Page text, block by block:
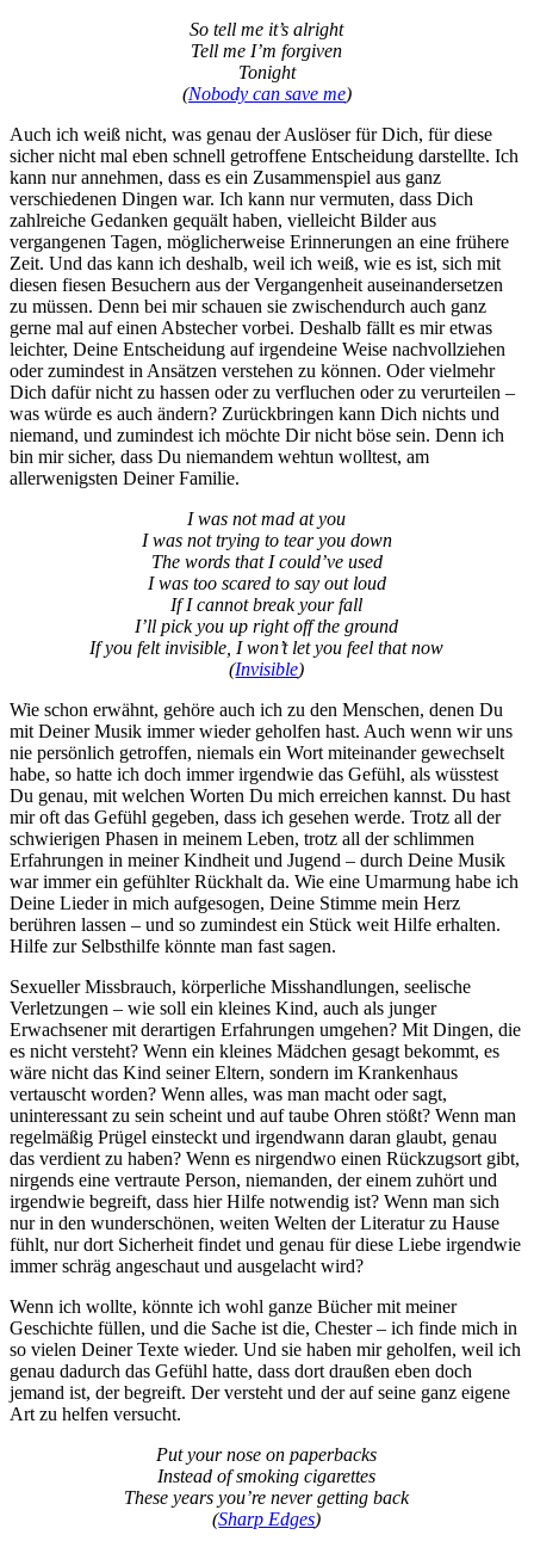
So tell me it’s alright
Tell me I’m forgiven
Tonight
(Nobody can save me)
Auch ich weiß nicht, was genau der Auslöser für Dich, für diese
sicher nicht mal eben schnell getroffene Entscheidung darstellte. Ich
kann nur annehmen, dass es ein Zusammenspiel aus ganz
verschiedenen Dingen war. Ich kann nur vermuten, dass Dich
zahlreiche Gedanken gequält haben, vielleicht Bilder aus
vergangenen Tagen, möglicherweise Erinnerungen an eine frühere
Zeit. Und das kann ich deshalb, weil ich weiß, wie es ist, sich mit
diesen fiesen Besuchern aus der Vergangenheit auseinandersetzen
zu müssen. Denn bei mir schauen sie zwischendurch auch ganz
gerne mal auf einen Abstecher vorbei. Deshalb fällt es mir etwas
leichter, Deine Entscheidung auf irgendeine Weise nachvollziehen
oder zumindest in Ansätzen verstehen zu können. Oder vielmehr
Dich dafür nicht zu hassen oder zu verfluchen oder zu verurteilen –
was würde es auch ändern? Zurückbringen kann Dich nichts und
niemand, und zumindest ich möchte Dir nicht böse sein. Denn ich
bin mir sicher, dass Du niemandem wehtun wolltest, am
allerwenigsten Deiner Familie.
I was not mad at you
I was not trying to tear you down
The words that I could’ve used
I was too scared to say out loud
If I cannot break your fall
I’ll pick you up right off the ground
If you felt invisible, I won’t let you feel that now
(Invisible)
Wie schon erwähnt, gehöre auch ich zu den Menschen, denen Du
mit Deiner Musik immer wieder geholfen hast. Auch wenn wir uns
nie persönlich getroffen, niemals ein Wort miteinander gewechselt
habe, so hatte ich doch immer irgendwie das Gefühl, als wüsstest
Du genau, mit welchen Worten Du mich erreichen kannst. Du hast
mir oft das Gefühl gegeben, dass ich gesehen werde. Trotz all der
schwierigen Phasen in meinem Leben, trotz all der schlimmen
Erfahrungen in meiner Kindheit und Jugend – durch Deine Musik
war immer ein gefühlter Rückhalt da. Wie eine Umarmung habe ich
Deine Lieder in mich aufgesogen, Deine Stimme mein Herz
berühren lassen – und so zumindest ein Stück weit Hilfe erhalten.
Hilfe zur Selbsthilfe könnte man fast sagen.
Sexueller Missbrauch, körperliche Misshandlungen, seelische
Verletzungen – wie soll ein kleines Kind, auch als junger
Erwachsener mit derartigen Erfahrungen umgehen? Mit Dingen, die
es nicht versteht? Wenn ein kleines Mädchen gesagt bekommt, es
wäre nicht das Kind seiner Eltern, sondern im Krankenhaus
vertauscht worden? Wenn alles, was man macht oder sagt,
uninteressant zu sein scheint und auf taube Ohren stößt? Wenn man
regelmäßig Prügel einsteckt und irgendwann daran glaubt, genau
das verdient zu haben? Wenn es nirgendwo einen Rückzugsort gibt,
nirgends eine vertraute Person, niemanden, der einem zuhört und
irgendwie begreift, dass hier Hilfe notwendig ist? Wenn man sich
nur in den wunderschönen, weiten Welten der Literatur zu Hause
fühlt, nur dort Sicherheit findet und genau für diese Liebe irgendwie
immer schräg angeschaut und ausgelacht wird?
Wenn ich wollte, könnte ich wohl ganze Bücher mit meiner
Geschichte füllen, und die Sache ist die, Chester – ich finde mich in
so vielen Deiner Texte wieder. Und sie haben mir geholfen, weil ich
genau dadurch das Gefühl hatte, dass dort draußen eben doch
jemand ist, der begreift. Der versteht und der auf seine ganz eigene
Art zu helfen versucht.
Put your nose on paperbacks
Instead of smoking cigarettes
These years you’re never getting back
(Sharp Edges)